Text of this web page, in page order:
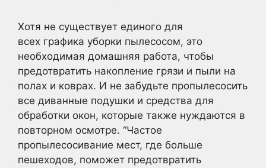
Хотя не существует единого для
всех графика уборки пылесосом, это
необходимая домашняя работа, чтобы
предотвратить накопление грязи и пыли на
полах и коврах. И не забудьте пропылесосить
все диванные подушки и средства для
обработки окон, которые также нуждаются в
повторном осмотре. “Частое
пропылесосивание мест, где больше
пешеходов, поможет предотвратить